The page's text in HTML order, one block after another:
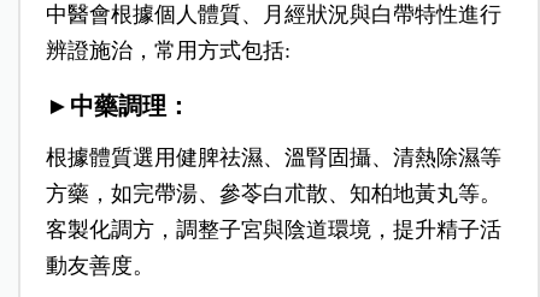
中醫會根據個人體質、月經狀況與白帶特性進行
辨證施治，常用方式包括:
►中藥調理：
根據體質選用健脾祛濕、溫腎固攝、清熱除濕等
方藥，如完帶湯、參苓白朮散、知柏地黃丸等。
客製化調方，調整子宮與陰道環境，提升精子活
動友善度。